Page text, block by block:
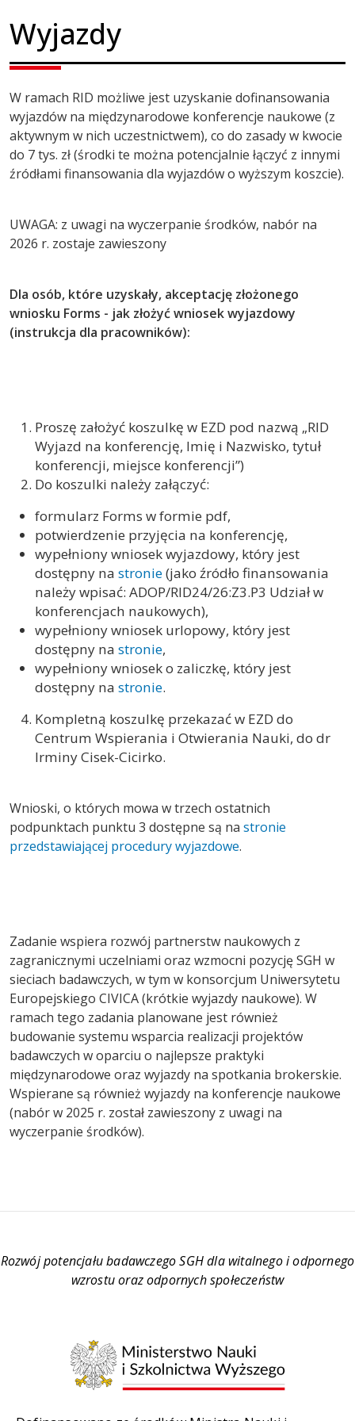
Wyjazdy
W ramach RID możliwe jest uzyskanie dofinansowania
wyjazdów na międzynarodowe konferencje naukowe (z
aktywnym w nich uczestnictwem), co do zasady w kwocie
do 7 tys. zł (środki te można potencjalnie łączyć z innymi
źródłami finansowania dla wyjazdów o wyższym koszcie).
UWAGA: z uwagi na wyczerpanie środków, nabór na
2026 r. zostaje zawieszony
Dla osób, które uzyskały, akceptację złożonego
wniosku Forms - jak złożyć wniosek wyjazdowy
(instrukcja dla pracowników):
Proszę założyć koszulkę w EZD pod nazwą „RID
Wyjazd na konferencję, Imię i Nazwisko, tytuł
konferencji, miejsce konferencji”)
Do koszulki należy załączyć:
formularz Forms w formie pdf,
potwierdzenie przyjęcia na konferencję,
wypełniony wniosek wyjazdowy, który jest
dostępny na stronie(jako źródło finansowania
należy wpisać: ADOP/RID24/26:Z3.P3 Udział w
konferencjach naukowych),
wypełniony wniosek urlopowy, który jest
dostępny na stronie,
wypełniony wniosek o zaliczkę, który jest
dostępny na stronie.
Kompletną koszulkę przekazać w EZD do
Centrum Wspierania i Otwierania Nauki, do dr
Irminy Cisek-Cicirko.
Wnioski, o których mowa w trzech ostatnich
podpunktach punktu 3 dostępne są na stronie
przedstawiającej procedury wyjazdowe.
Zadanie wspiera rozwój partnerstw naukowych z
zagranicznymi uczelniami oraz wzmocni pozycję SGH w
sieciach badawczych, w tym w konsorcjum Uniwersytetu
Europejskiego CIVICA (krótkie wyjazdy naukowe). W
ramach tego zadania planowane jest również
budowanie systemu wsparcia realizacji projektów
badawczych w oparciu o najlepsze praktyki
międzynarodowe oraz wyjazdy na spotkania brokerskie.
Wspierane są również wyjazdy na konferencje naukowe
(nabór w 2025 r. został zawieszony z uwagi na
wyczerpanie środków).
Rozwój potencjału badawczego SGH dla witalnego i odpornego
wzrostu oraz odpornych społeczeństw
Obraz